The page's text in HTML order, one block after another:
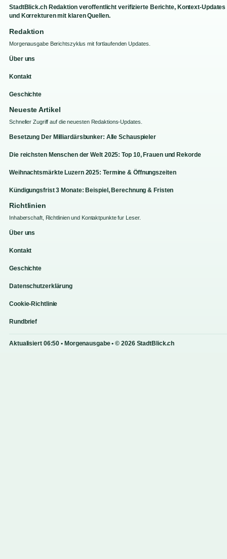
StadtBlick.ch Redaktion veroffentlicht verifizierte Berichte, Kontext-Updates
und Korrekturen mit klaren Quellen.
Redaktion
Morgenausgabe Berichtszyklus mit fortlaufenden Updates.
Über uns
Kontakt
Geschichte
Neueste Artikel
Schneller Zugriff auf die neuesten Redaktions-Updates.
Besetzung Der Milliardärsbunker: Alle Schauspieler
Die reichsten Menschen der Welt 2025: Top 10, Frauen und Rekorde
Weihnachtsmärkte Luzern 2025: Termine & Öffnungszeiten
Kündigungsfrist 3 Monate: Beispiel, Berechnung & Fristen
Richtlinien
Inhaberschaft, Richtlinien und Kontaktpunkte fur Leser.
Über uns
Kontakt
Geschichte
Datenschutzerklärung
Cookie-Richtlinie
Rundbrief
Aktualisiert 06:50 • Morgenausgabe • © 2026 StadtBlick.ch